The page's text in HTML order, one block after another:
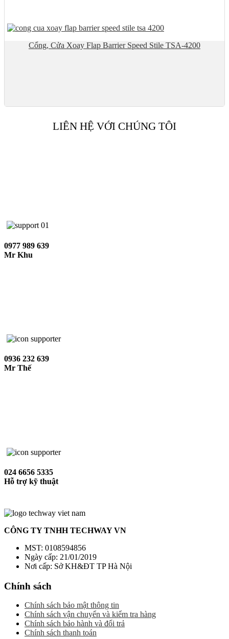
Cổng, Cửa Xoay Flap Barrier Speed Stile TSA-4200
LIÊN HỆ VỚI CHÚNG TÔI
0977 989 639
Mr Khu
0936 232 639
Mr Thế
024 6656 5335
Hỗ trợ kỹ thuật
CÔNG TY TNHH TECHWAY VN
MST: 0108594856
Ngày cấp: 21/01/2019
Nơi cấp: Sở KH&ĐT TP Hà Nội
Chính sách
Chính sách bảo mật thông tin
Chính sách vận chuyển và kiểm tra hàng
Chính sách bảo hành và đổi trả
Chính sách thanh toán